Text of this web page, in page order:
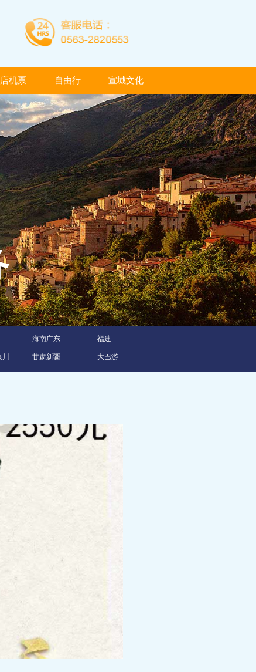
机票
店机票
自由行
自由行
宣城文化
宣城文化
海南广东 福建
甘肃新疆 大巴游